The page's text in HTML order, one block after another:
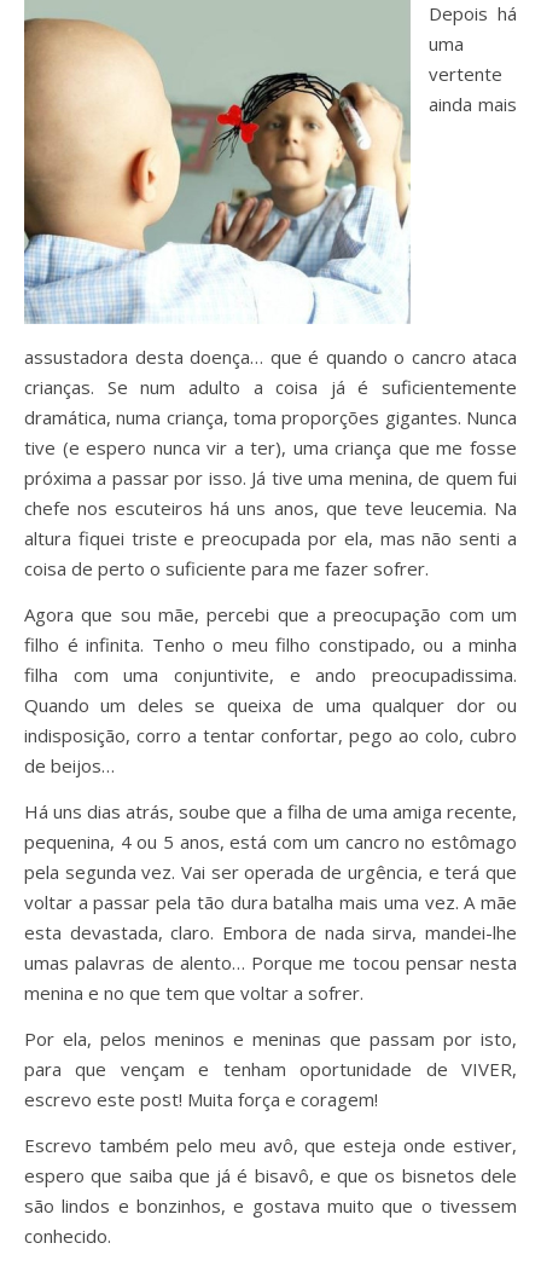
Depois há
uma
vertente
ainda mais
assustadora desta doença… que é quando o cancro ataca
crianças. Se num adulto a coisa já é suficientemente
dramática, numa criança, toma proporções gigantes. Nunca
tive (e espero nunca vir a ter), uma criança que me fosse
próxima a passar por isso. Já tive uma menina, de quem fui
chefe nos escuteiros há uns anos, que teve leucemia. Na
altura fiquei triste e preocupada por ela, mas não senti a
coisa de perto o suficiente para me fazer sofrer.
Agora que sou mãe, percebi que a preocupação com um
filho é infinita. Tenho o meu filho constipado, ou a minha
filha com uma conjuntivite, e ando preocupadissima.
Quando um deles se queixa de uma qualquer dor ou
indisposição, corro a tentar confortar, pego ao colo, cubro
de beijos…
Há uns dias atrás, soube que a filha de uma amiga recente,
pequenina, 4 ou 5 anos, está com um cancro no estômago
pela segunda vez. Vai ser operada de urgência, e terá que
voltar a passar pela tão dura batalha mais uma vez. A mãe
esta devastada, claro. Embora de nada sirva, mandei-lhe
umas palavras de alento… Porque me tocou pensar nesta
menina e no que tem que voltar a sofrer.
Por ela, pelos meninos e meninas que passam por isto,
para que vençam e tenham oportunidade de VIVER,
escrevo este post! Muita força e coragem!
Escrevo também pelo meu avô, que esteja onde estiver,
espero que saiba que já é bisavô, e que os bisnetos dele
são lindos e bonzinhos, e gostava muito que o tivessem
conhecido.